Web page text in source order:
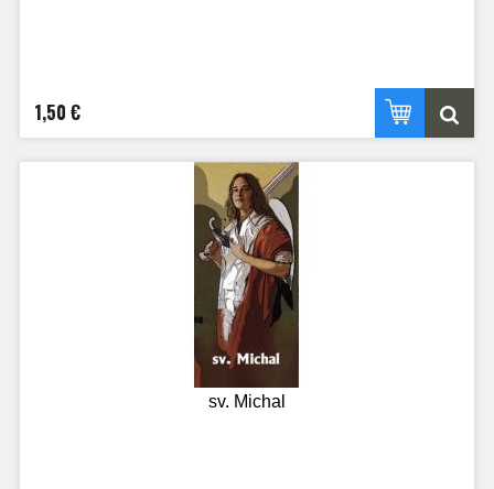
1,50 €
sv. Michal